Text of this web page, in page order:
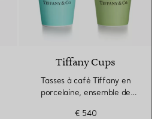
5 Couleurs
Tiffany Cups
Tasses à café Tiffany en
porcelaine, ensemble de
€ 540